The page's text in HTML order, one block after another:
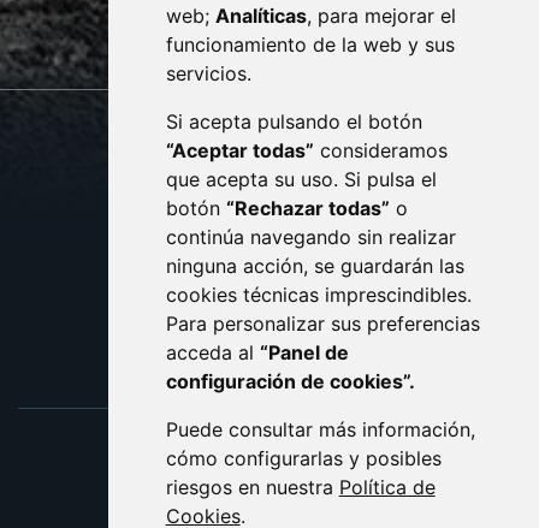
web; Analíticas, para mejorar el
funcionamiento de la web y sus
servicios.
Si acepta pulsando el botón
“Aceptar todas” consideramos
que acepta su uso. Si pulsa el
botón “Rechazar todas” o
continúa navegando sin realizar
ninguna acción, se guardarán las
cookies técnicas imprescindibles.
Para personalizar sus preferencias
acceda al “Panel de
configuración de cookies”.
Puede consultar más información,
cómo configurarlas y posibles
riesgos en nuestra Política de
Cookies.
monzon.es
CONTACTO
AVISO LEGAL
PROTECCIÓN DE DATOS
POLÍTICA DE COOKIES
ACCESIBILIDAD
ENLACE EXTERNO AL